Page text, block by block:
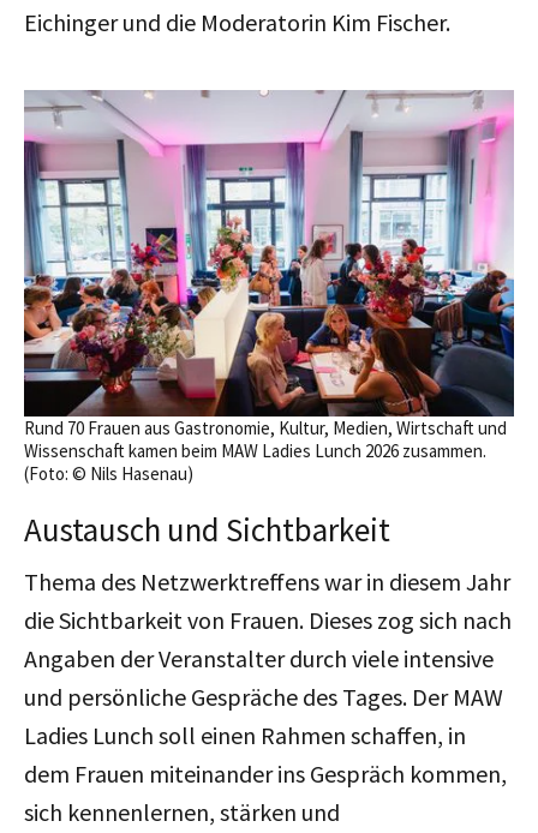
Eichinger und die Moderatorin Kim Fischer.
Rund 70 Frauen aus Gastronomie, Kultur, Medien, Wirtschaft und
Wissenschaft kamen beim MAW Ladies Lunch 2026 zusammen.
(Foto: © Nils Hasenau)
Austausch und Sichtbarkeit
Thema des Netzwerktreffens war in diesem Jahr
die Sichtbarkeit von Frauen. Dieses zog sich nach
Angaben der Veranstalter durch viele intensive
und persönliche Gespräche des Tages. Der MAW
Ladies Lunch soll einen Rahmen schaffen, in
dem Frauen miteinander ins Gespräch kommen,
sich kennenlernen, stärken und